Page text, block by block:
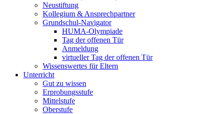
Neustiftung
Kollegium & Ansprechpartner
Grundschul-Navigator
HUMA-Olympiade
Tag der offenen Tür
Anmeldung
virtueller Tag der offenen Tür
Wissenswertes für Eltern
Unterricht
Gut zu wissen
Erprobungsstufe
Mittelstufe
Oberstufe